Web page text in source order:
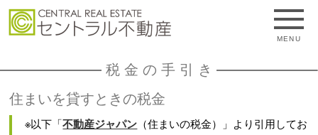
MENU
税金の手引き
住まいを貸すときの税金
※以下「不動産ジャパン （住まいの税金）」より引用してお